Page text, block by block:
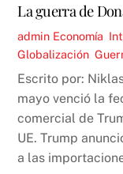
La guerra de
admin Economía
Globalización ,
Escrito por:
mayo venció la
comercial de
UE. Trump
a las